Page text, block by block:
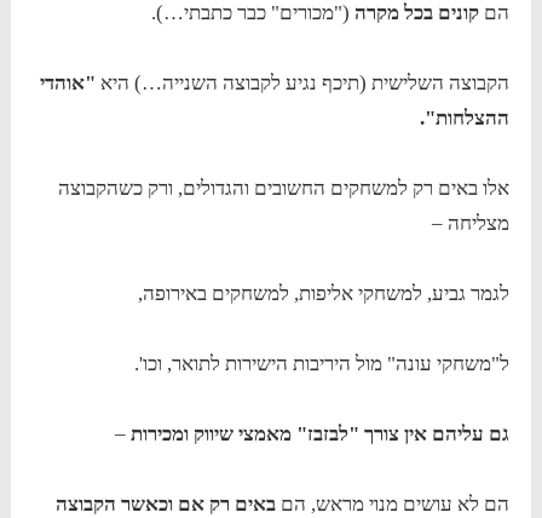
הם קונים בכל מקרה ("מכורים" כבר כתבתי…).
הקבוצה השלישית (תיכף נגיע לקבוצה השנייה…) היא "אוהדי
ההצלחות".
אלו באים רק למשחקים החשובים והגדולים, ורק כשהקבוצה
מצליחה –
לגמר גביע, למשחקי אליפות, למשחקים באירופה,
ל"משחקי עונה" מול היריבות הישירות לתואר, וכו'.
גם עליהם אין צורך "לבזבז" מאמצי שיווק ומכירות –
הם לא עושים מנוי מראש, הםבאים רק אם וכאשר הקבוצה